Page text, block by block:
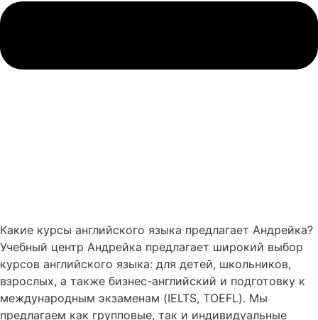
Какие курсы английского языка предлагает Андрейка?
Учебный центр Андрейка предлагает широкий выбор
курсов английского языка: для детей, школьников,
взрослых, а также бизнес-английский и подготовку к
международным экзаменам (IELTS, TOEFL). Мы
предлагаем как групповые, так и индивидуальные